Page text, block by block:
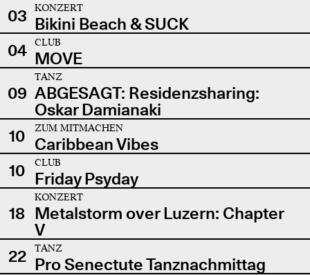
03
KONZERT
Bikini Beach & SUCK
04
CLUB
MOVE
09
TANZ
ABGESAGT: Residenzsharing:
Oskar Damianaki
10
ZUM MITMACHEN
Caribbean Vibes
10
CLUB
Friday Psyday
18
KONZERT
Metalstorm over Luzern: Chapter
V
22
TANZ
Pro Senectute Tanznachmittag